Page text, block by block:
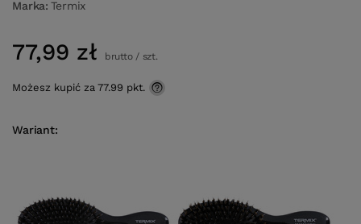
Marka Termix
Wariant
77,99 zł brutto/ szt.
Możesz kupić za 77.99 pkt.